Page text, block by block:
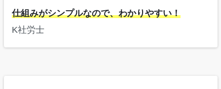
仕組みがシンプルなので、わかりやすい！
K社労士